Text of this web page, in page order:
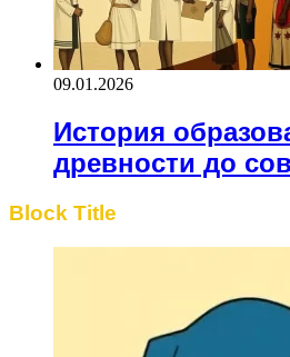
09.01.2026
История
древности до
Block Title